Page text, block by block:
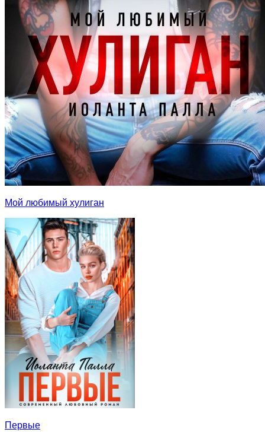
Мой любимый хулиган
Первые